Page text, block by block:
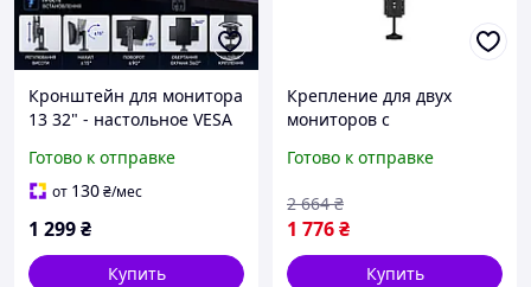
Кронштейн для монитора
13 32" - настольное VESA
регулировкой высоты,
поворотом и наклоном
Готово к отправке
от 130₴/мес
1 299₴
Купить
Крепление для двух
мониторов с
угла наклона для офиса и
FLAME
Готово к отправке
1 776₴
2 664 ₴
Купить